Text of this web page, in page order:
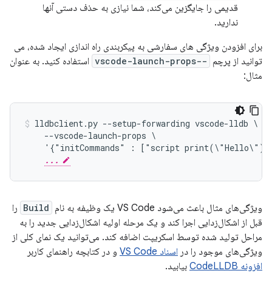
قدیمی را جایگزین می‌کند، شما نیازی به حذف دستی آنها
ندارید.
برای افزودن ویژگی های سفارشی به پیکربندی راه اندازی ایجاد شده، می
توانید از پرچم --vscode-launch-props
استفاده کنید. به عنوان
مثال:
lldbclient.py --setup-forwarding vscode-lldb \
    --vscode-launch-props \
'{"initCommands" : ["script
...
ویژگی‌های مثال باعث می‌شود VS Code یک وظیفه به نام Build را
قبل از اشکال‌زدایی اجرا کند و یک مرحله اولیه اشکال‌زدایی جدید را به
مراحل تولید شده توسط اسکریپت اضافه کند. می‌توانید یک نمای کلی از
ویژگی‌های موجود را در اسناد VS Code
و در کتابچه راهنمای کاربر
افزونه CodeLLDB
بیابید.